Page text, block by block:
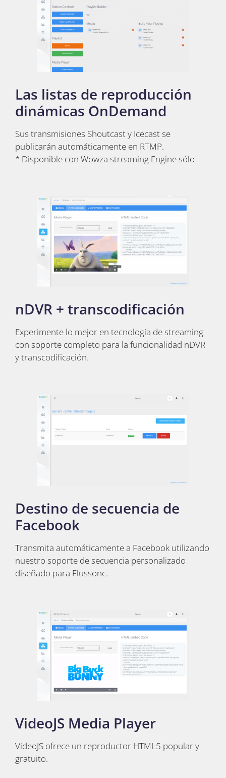
Las listas de reproducción
dinámicas OnDemand
Sus transmisiones Shoutcast y Icecast se
publicarán automáticamente en RTMP.
* Disponible con Wowza streaming Engine sólo
nDVR + transcodificación
Experimente lo mejor en tecnología de streaming
con soporte completo para la funcionalidad nDVR
y transcodificación.
Destino de secuencia de
Facebook
Transmita automáticamente a Facebook utilizando
nuestro soporte de secuencia personalizado
diseñado para Flussonc.
VideoJS Media Player
VideoJS ofrece un reproductor HTML5 popular y
gratuito.